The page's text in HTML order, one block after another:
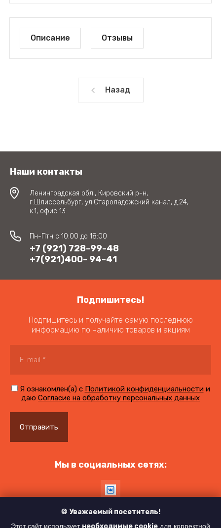
Описание Отзывы
Назад
Наши контакты
Ленинградская обл., Кировский р-н,
г.Шлиссельбург, ул.Староладожский канал, д.24,
к.1, офис 13
Пн-Птн с 10:00 до 18:00
+7 (921) 728-99-48
+7(921)400- 94-41
Подпишитесь!
Подпишитесь и получайте самую последнюю
информацию по наличию товаров и акциям
Я ознакомлен(а) с Политикой конфиденциальностии
даю Согласие на обработку персональных данных
Отправить
Мы в социальных сетях:
🍪 Уважаемый посетитель!
Этот сайт использует необходимые cookie для корректной